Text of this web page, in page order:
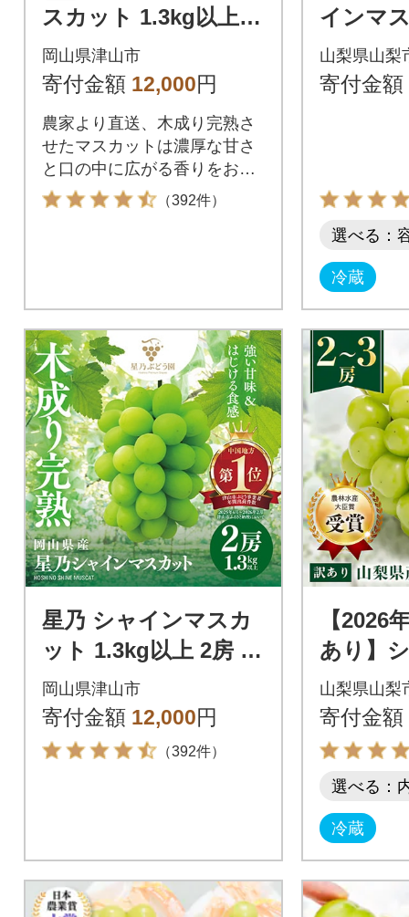
スカット 1.3kg以上 2
房 数量限定 岡山県産
ぶどう フルーツ 人気
岡山県津山市
寄付金額 12,000円
農家より直送、木成り完熟さ
せたマスカットは濃厚な甘さ
と口の中に広がる香りをお楽
しみください。
（392件）
インマ
(約1kg)
ーツ 人
山梨県山梨
寄付金額
選べる：
冷蔵
星乃 シャインマスカ
ット 1.3kg以上 2房 数
量限定 岡山県産 ぶど
う フルーツ 人気ぶど
う
岡山県津山市
寄付金額 12,000円
（392件）
【2026
あり】
カット
上
山梨県山梨
寄付金額
選べる：
冷蔵